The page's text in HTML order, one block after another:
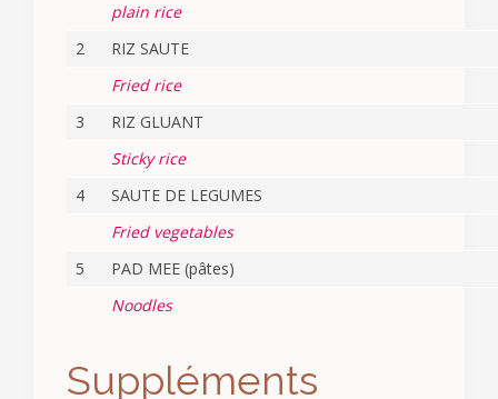
plain rice
2
RIZ SAUTE
Fried rice
3
RIZ GLUANT
Sticky rice
4
SAUTE DE LEGUMES
Fried vegetables
5
PAD MEE (pâtes)
Noodles
Suppléments